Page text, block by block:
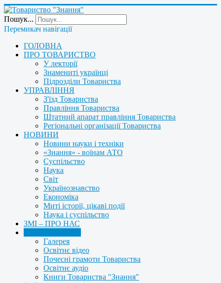
Пошук...
Перемикач навігації
ГОЛОВНА
ПРО ТОВАРИСТВО
У лекторії
Знамениті українці
Підрозділи Товариства
УПРАВЛІННЯ
З'їзд Товариства
Правління Товариства
Штатний апарат правління Товариства
Регіональні організації Товариства
НОВИНИ
Новини науки і техніки
«Знання» - воїнам АТО
Суспільство
Наука
Світ
Українознавство
Економіка
Миті історії, цікаві події
Наука і суспільство
ЗМІ – ПРО НАС
Галерея
Освітнє відео
Почесні грамоти Товариства
Освітнє аудіо
Книги Товариства "Знання"